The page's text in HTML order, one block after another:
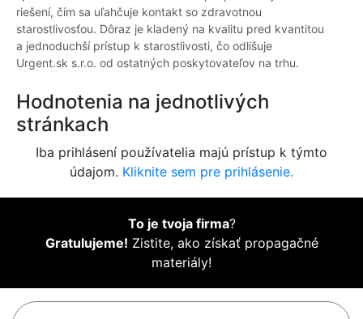
riešení, čím sa uľahčuje kontakt so zdravotnou
starostlivosťou. Dôraz je kladený na kvalitu pred kvantitou
a jednoduchší prístup k starostlivosti, čo odlišuje
Urgent.sk s.r.o. od ostatných poskytovateľov na trhu.
Hodnotenia na jednotlivých
stránkach
Iba prihlásení používatelia majú prístup k týmto
údajom. Kliknite sem pre prihlásenie.
To je tvoja firma?
Gratulujeme! Zistite, ako získať propagačné
materiály!